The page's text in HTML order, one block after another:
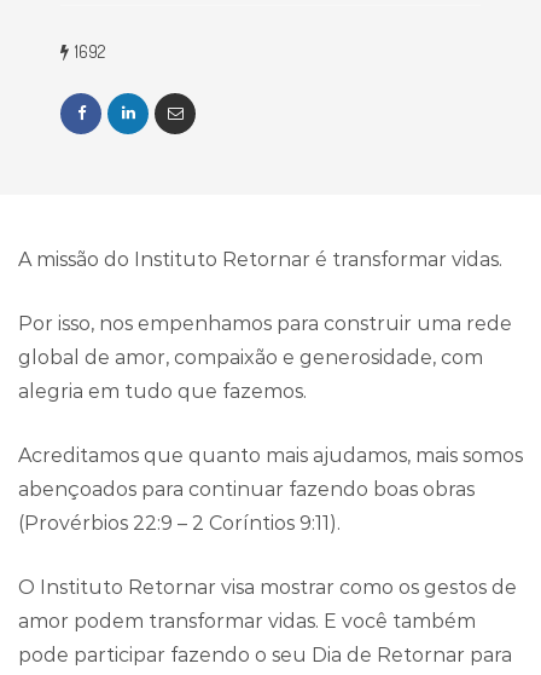
1692
A missão do Instituto Retornar é transformar vidas.
Por isso, nos empenhamos para construir uma rede
global de amor, compaixão e generosidade, com
alegria em tudo que fazemos.
Acreditamos que quanto mais ajudamos, mais somos
abençoados para continuar fazendo boas obras
(Provérbios 22:9 – 2 Coríntios 9:11).
O Instituto Retornar visa mostrar como os gestos de
amor podem transformar vidas. E você também
pode participar fazendo o seu Dia de Retornar para